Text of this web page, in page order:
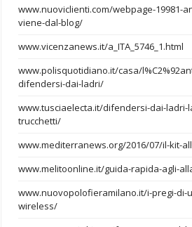
www.nuoviclienti.com/webpage-19981-
viene-dal-blog/
www.vicenzanews.it/a_ITA_5746_1.html
www.polisquotidiano.it/casa/
difendersi-dai-ladri/
www.tusciaelecta.it/difendersi-dai-ladri-
trucchetti/
www.mediterranews.org/2016/07/il-kit-
www.melitoonline.it/guida-rapida-agli-
www.nuovopolofieramilano.it/i-pregi-di-
wireless/